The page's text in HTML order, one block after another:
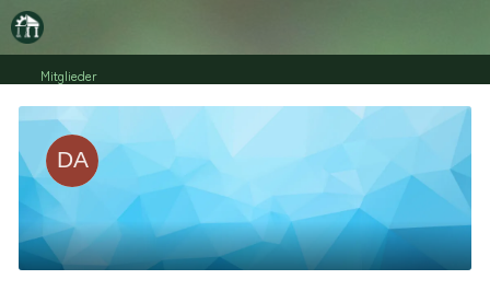
Mitglieder